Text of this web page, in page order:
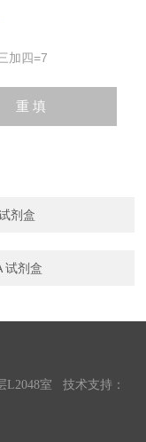
加四=7
剂盒
试剂盒
L2048室 技术支持：